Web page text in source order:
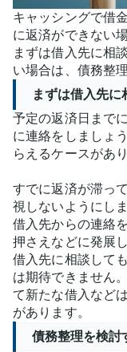
キャッシングで借
に返済ができない
まずは借入先に相
い場合は、債務整
まずは借入先に
予定の返済日まで
に連絡をしましょ
らえるケースがあ
すでに返済が滞っ
視しないようにし
借入先からの連絡
押さえなどに発展し
借入先に相談して
は期待できません
て新たな借入など
があります。
債務整理を検討